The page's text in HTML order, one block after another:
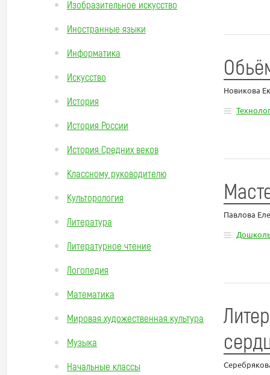
Изобразительное искусство
Иностранные языки
Информатика
Искусство
История
История России
История Средних веков
Классному руководителю
Культорология
Литература
Литературное чтение
Логопедия
Математика
Мировая художественная культура
Музыка
Начальные классы
Новикова
Павлова